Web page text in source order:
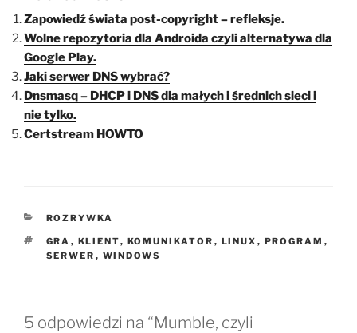
Zapowiedź świata post-copyright – refleksje.
Wolne repozytoria dla Androida czyli alternatywa dla
Google Play.
Jaki serwer DNS wybrać?
Dnsmasq – DHCP i DNS dla małych i średnich sieci i
nie tylko.
Certstream HOWTO
KATEGORIE
ROZRYWKA
TAGI
GRA , KLIENT, KOMUNIKATOR , LINUX , PROGRAM ,
SERWER , WINDOWS
5 odpowiedzi na “Mumble, czyli